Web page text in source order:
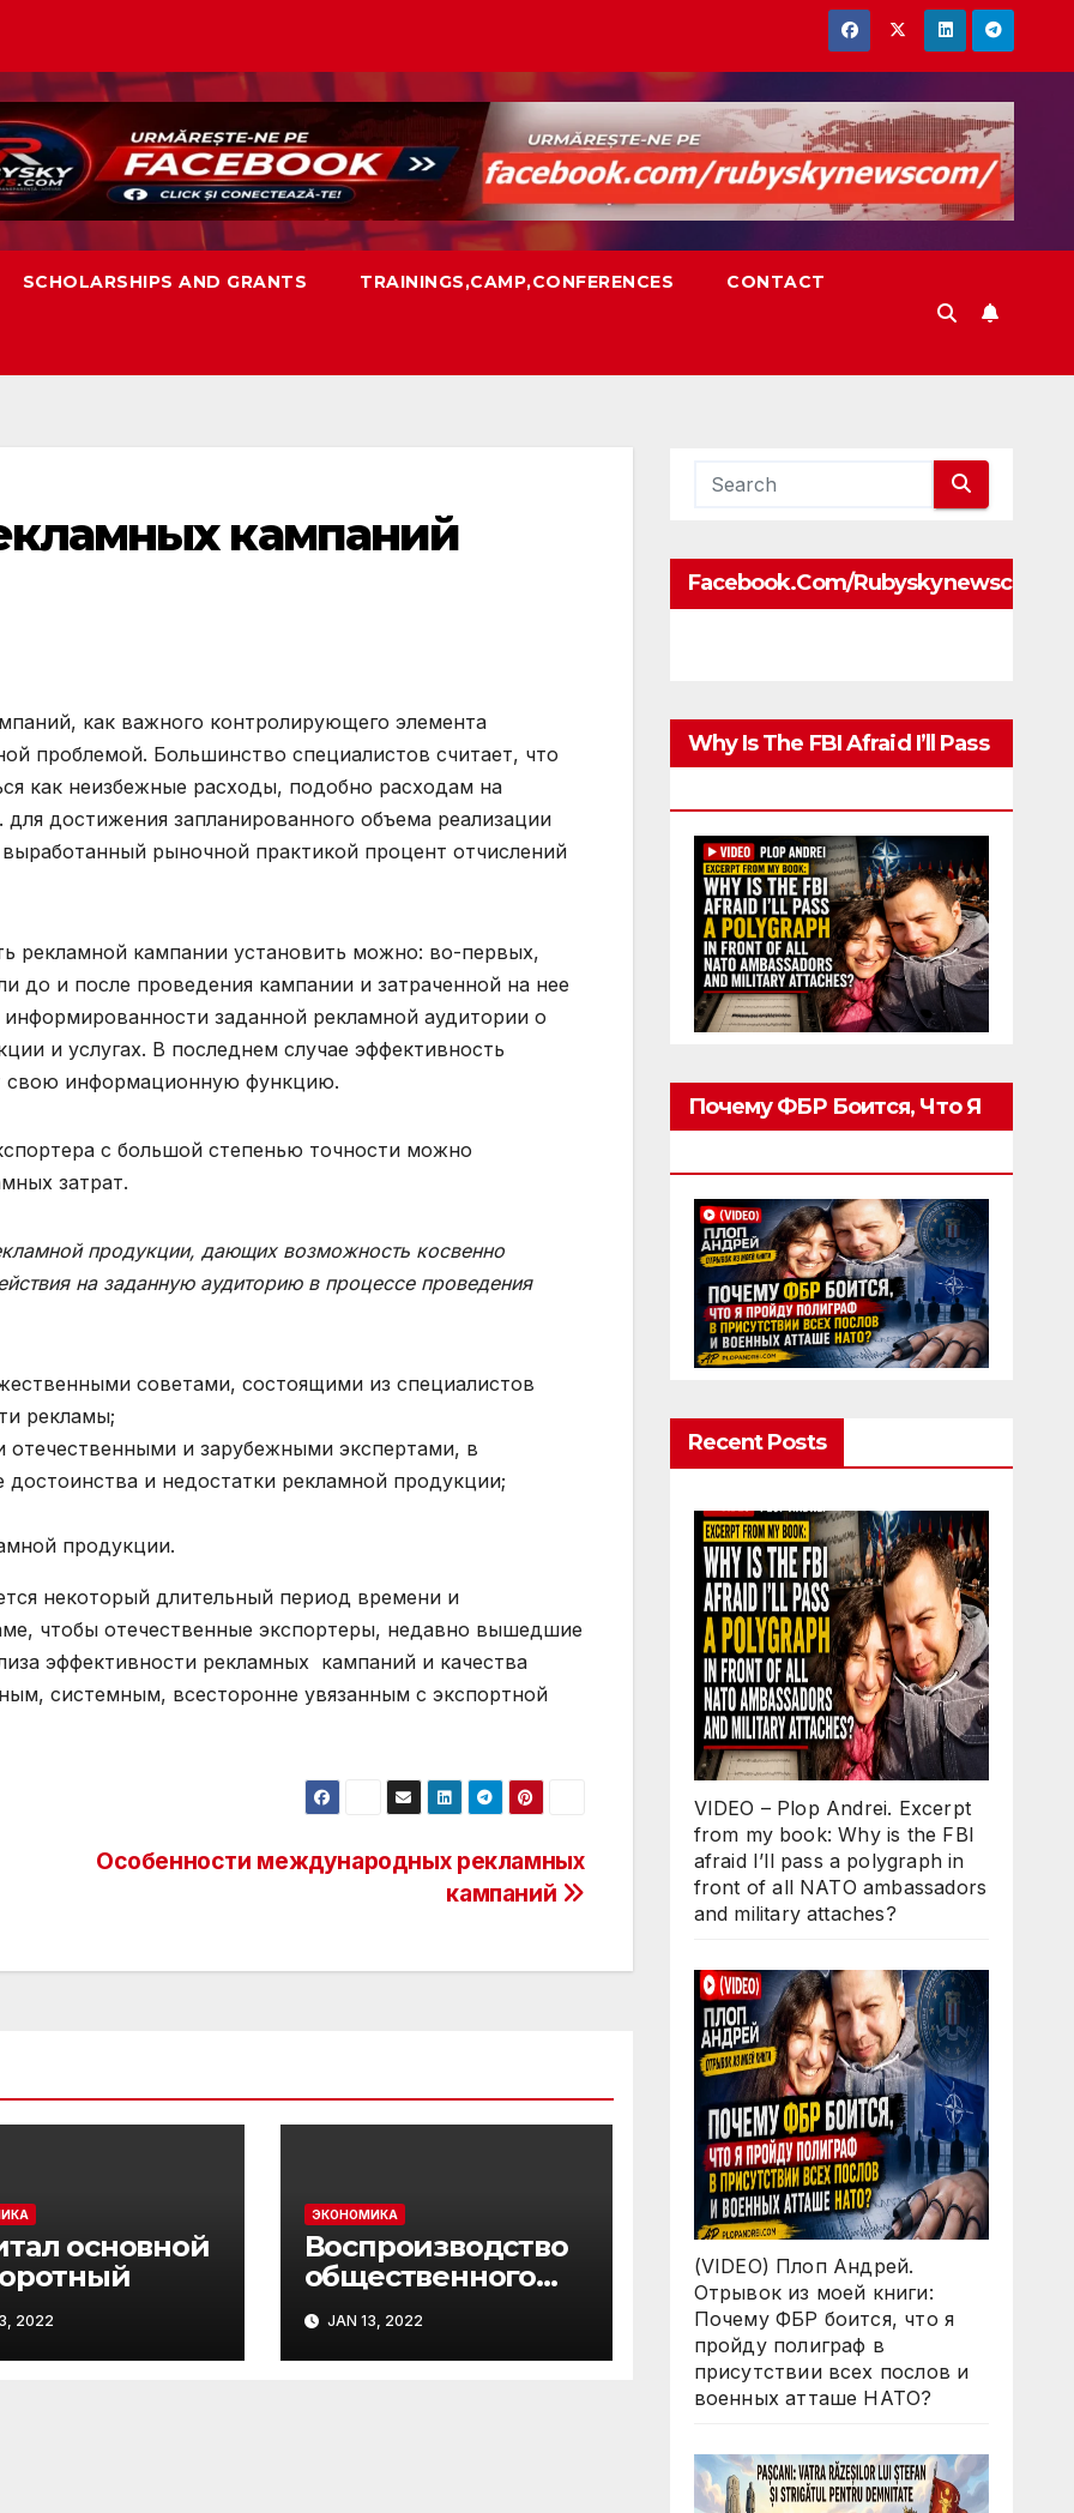
SCHOLARSHIPS AND GRANTS TRAININGS,CAMP,CONFERENCES CONTACT
кампаний
как важного контролирующего элемента
проблемой. Большинство специалистов считает, что
как неизбежные расходы, подобно расходам на
достижения запланированного объема реализации
рыночной практикой процент отчислений
рекламной кампании установить можно: во-первых,
и после проведения кампании и затраченной на нее
заданной рекламной аудитории о
и услугах. В последнем случае эффективность
свою информационную функцию.
с большой степенью точности можно
затрат.
продукции, дающих возможность косвенно
на заданную аудиторию в процессе проведения
советами, состоящими из специалистов
рекламы;
и зарубежными экспертами, в
достоинства и недостатки рекламной продукции;
продукции.
некоторый длительный период времени и
чтобы отечественные экспортеры, недавно вышедшие
эффективности рекламных кампаний и качества
системным, всесторонне увязанным с экспортной
Особенности международных рекламных
кампаний
основной
2022
ЭКОНОМИКА
Воспроизводство
общественного
капитала. Догма А.
Смита
JAN 13, 2022
Facebook.com/rubyskynewscom
Why Is The FBI Afraid I’ll Pass
Почему ФБР Боится, Что Я
Recent Posts
VIDEO – Plop Andrei. Excerpt
from my book: Why is the FBI
afraid I’ll pass a polygraph in
front of all NATO ambassadors
and military attaches?
(VIDEO) Плоп Андрей.
Отрывок из моей книги:
Почему ФБР боится, что я
пройду полиграф в
присутствии всех послов и
военных атташе НАТО?